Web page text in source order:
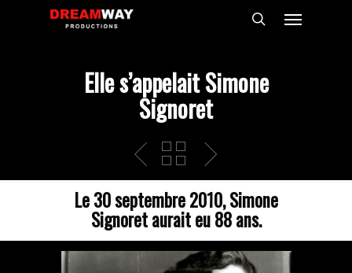
Menu
Elle s’appelait Simone
Signoret
Le 30 septembre 2010, Simone
Signoret aurait eu 88 ans.